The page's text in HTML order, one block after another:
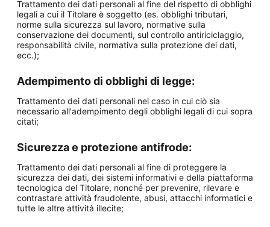
Trattamento dei dati personali al fine del rispetto di obblighi
legali a cui il Titolare è soggetto (es. obblighi tributari,
norme sulla sicurezza sul lavoro, normative sulla
conservazione dei documenti, sul controllo antiriciclaggio,
responsabilità civile, normativa sulla protezione dei dati,
ecc.);
Adempimento di obblighi di legge:
Trattamento dei dati personali nel caso in cui ciò sia
necessario all'adempimento degli obblighi legali di cui sopra
citati;
Sicurezza e protezione antifrode:
Trattamento dei dati personali al fine di proteggere la
sicurezza dei dati, dei sistemi informativi e della piattaforma
tecnologica del Titolare, nonché per prevenire, rilevare e
contrastare attività fraudolente, abusi, attacchi informatici e
tutte le altre attività illecite;